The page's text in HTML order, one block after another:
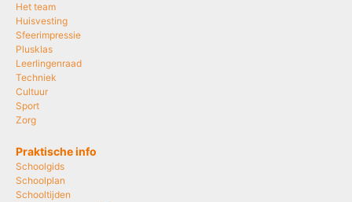
Het team
Huisvesting
Sfeerimpressie
Plusklas
Leerlingenraad
Techniek
Cultuur
Sport
Zorg
Praktische info
Schoolgids
Schoolplan
Schooltijden